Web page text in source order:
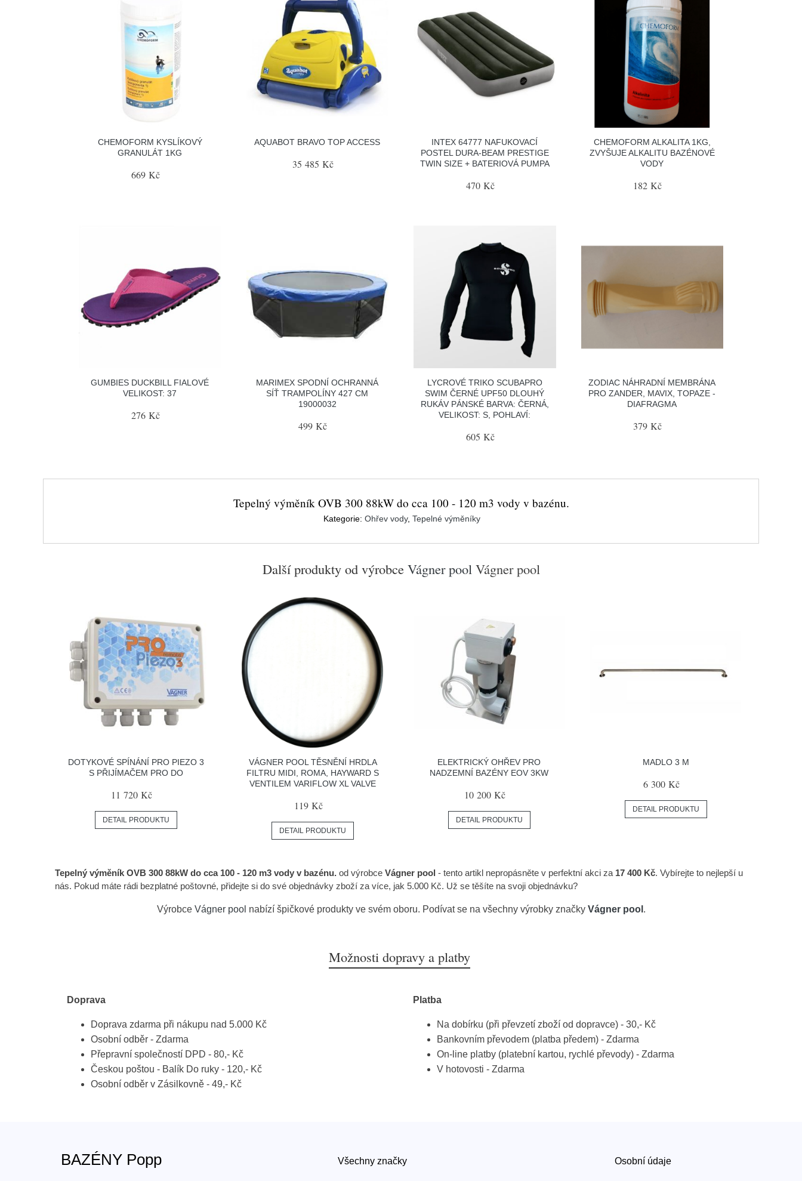
CHEMOFORM KYSLÍKOVÝ
GRANULÁT 1KG
669 Kč
AQUABOT BRAVO TOP ACCESS
35 485 Kč
INTEX 64777 NAFUKOVACÍ
POSTEL DURA-BEAM PRESTIGE
TWIN SIZE + BATERIOVÁ PUMPA
470 Kč
CHEMOFORM ALKALITA 1KG,
ZVYŠUJE ALKALITU BAZÉNOVÉ
VODY
182 Kč
GUMBIES DUCKBILL FIALOVÉ
VELIKOST: 37
276 Kč
MARIMEX SPODNÍ OCHRANNÁ
SÍŤ TRAMPOLÍNY 427 CM
19000032
499 Kč
LYCROVÉ TRIKO SCUBAPRO
SWIM ČERNÉ UPF50 DLOUHÝ
RUKÁV PÁNSKÉ BARVA: ČERNÁ,
VELIKOST: S, POHLAVÍ:
605 Kč
ZODIAC NÁHRADNÍ MEMBRÁNA
PRO ZANDER, MAVIX, TOPAZE -
DIAFRAGMA
379 Kč
Tepelný výměník OVB 300 88kW do cca 100 - 120 m3 vody v bazénu.
Kategorie: Ohřev vody, Tepelné výměníky
Další produkty od výrobce Vágner pool Vágner pool
DOTYKOVÉ SPÍNÁNÍ PRO PIEZO 3
S PŘIJÍMAČEM PRO DO
11 720 Kč
DETAIL PRODUKTU
VÁGNER POOL TĚSNĚNÍ HRDLA
FILTRU MIDI, ROMA, HAYWARD S
VENTILEM VARIFLOW XL VALVE
119 Kč
DETAIL PRODUKTU
ELEKTRICKÝ OHŘEV PRO
NADZEMNÍ BAZÉNY EOV 3KW
10 200 Kč
DETAIL PRODUKTU
MADLO 3 M
6 300 Kč
DETAIL PRODUKTU
Tepelný výměník OVB 300 88kW do cca 100 - 120 m3 vody v bazénu. od výrobce Vágner pool - tento artikl nepropásněte v perfektní akci za 17 400 Kč. Vybírejte to nejlepší u
nás. Pokud máte rádi bezplatné poštovné, přidejte si do své objednávky zboží za více, jak 5.000 Kč. Už se těšíte na svoji objednávku?
Výrobce Vágner pool nabízí špičkové produkty ve svém oboru. Podívat se na všechny výrobky značky Vágner pool .
Možnosti dopravy a platby
Doprava
Doprava zdarma při nákupu nad 5.000 Kč
Osobní odběr - Zdarma
Přepravní společností DPD - 80,- Kč
Českou poštou - Balík Do ruky - 120,- Kč
Osobní odběr v Zásilkovně - 49,- Kč
Platba
Na dobírku (při převzetí zboží od dopravce) - 30,- Kč
Bankovním převodem (platba předem) - Zdarma
On-line platby (platební kartou, rychlé převody) - Zdarma
V hotovosti - Zdarma
BAZÉNY Popp Všechny značky Osobní údaje